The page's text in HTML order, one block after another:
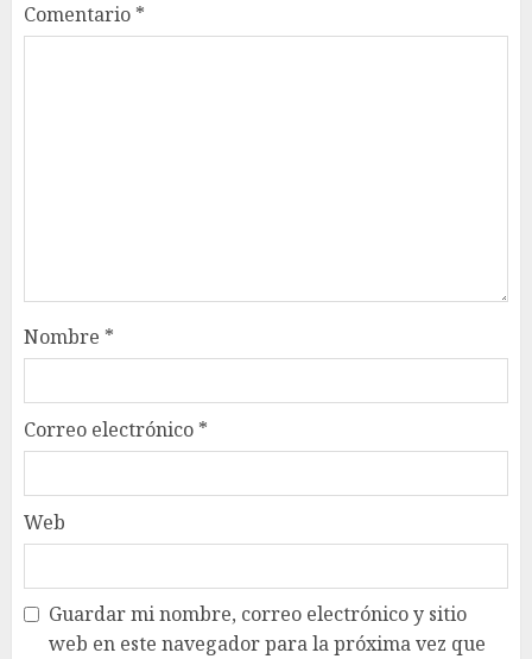
Comentario *
Nombre *
Correo electrónico *
Web
Guardar mi nombre, correo electrónico y sitio
web en este navegador para la próxima vez que